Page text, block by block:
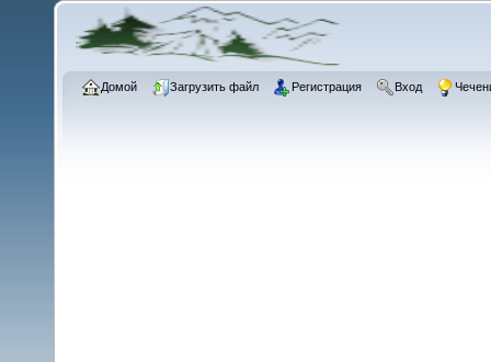
Домой Загрузить файл Регистрация Вход